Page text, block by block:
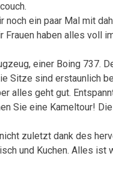
ein paar Mal mit
Frauen haben alles voll
einer Boing 737.
Sitze sind erstaunlich
alles geht gut.
Sie eine Kameltour!
zuletzt dank des
und Kuchen. Alles